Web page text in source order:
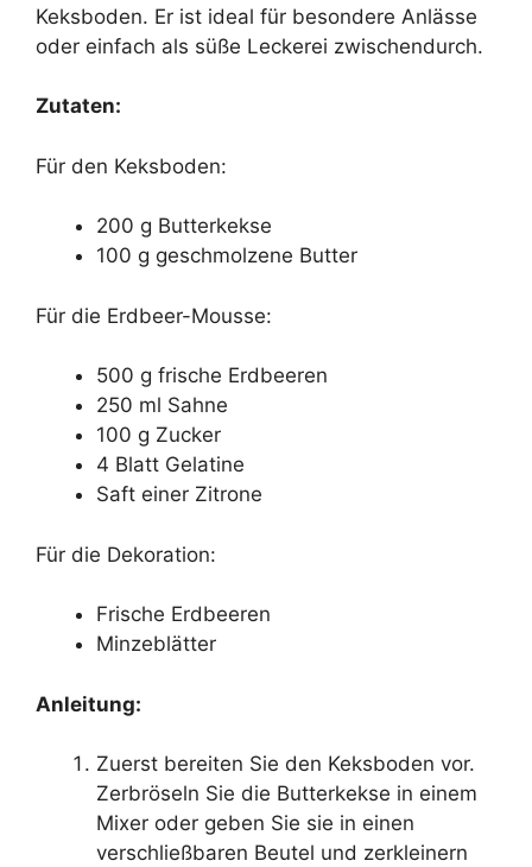
Keksboden. Er ist ideal für besondere Anlässe
oder einfach als süße Leckerei zwischendurch.
Zutaten:
Für den Keksboden:
200 g Butterkekse
100 g geschmolzene Butter
Für die Erdbeer-Mousse:
500 g frische Erdbeeren
250 ml Sahne
100 g Zucker
4 Blatt Gelatine
Saft einer Zitrone
Für die Dekoration:
Frische Erdbeeren
Minzeblätter
Anleitung:
Zuerst bereiten Sie den Keksboden vor.
Zerbröseln Sie die Butterkekse in einem
Mixer oder geben Sie sie in einen
verschließbaren Beutel und zerkleinern